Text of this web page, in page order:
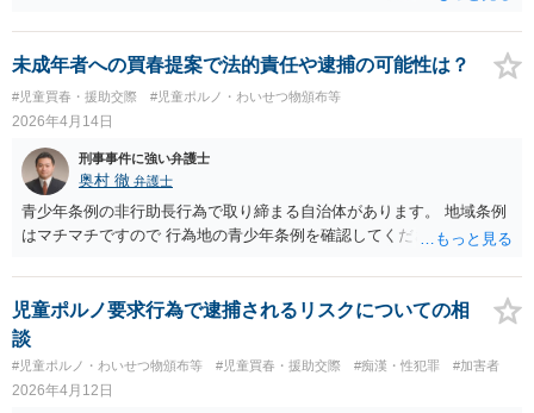
未成年者への買春提案で法的責任や逮捕の可能性は？
#児童買春・援助交際 #児童ポルノ・わいせつ物頒布等
2026年4月14日
刑事事件に強い弁護士
奥村 徹 弁護士
青少年条例の非行助長行為で取り締まる自治体があります。 地域条例
はマチマチですので 行為地の青少年条例を確認してください。
児童ポルノ要求行為で逮捕されるリスクについての相
談
#児童ポルノ・わいせつ物頒布等 #児童買春・援助交際 #痴漢・性犯罪 #加害者
2026年4月12日